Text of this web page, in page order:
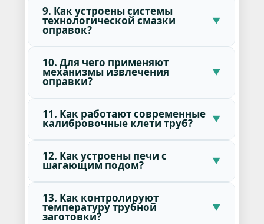
9. Как устроены системы
технологической смазки
оправок?
10. Для чего применяют
механизмы извлечения
оправки?
11. Как работают современные
калибровочные клети труб?
12. Как устроены печи с
шагающим подом?
13. Как контролируют
температуру трубной
заготовки?